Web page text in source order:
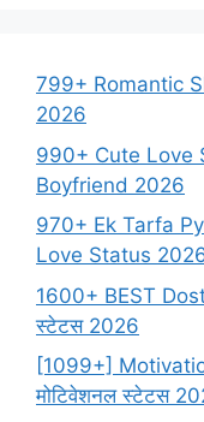
799+ Romantic
2026
990+ Cute Love
Boyfriend 2026
970+ Ek Tarfa
Love Status
1600+ BEST
स्टेटस 2026
[1099+]
मोटिवेशनल स्टेटस